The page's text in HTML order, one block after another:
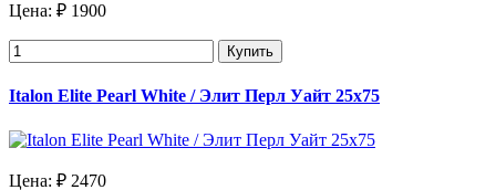
Цена: ₽ 1900
Купить
Italon Elite Pearl White / Элит Перл Уайт 25х75
Цена: ₽ 2470